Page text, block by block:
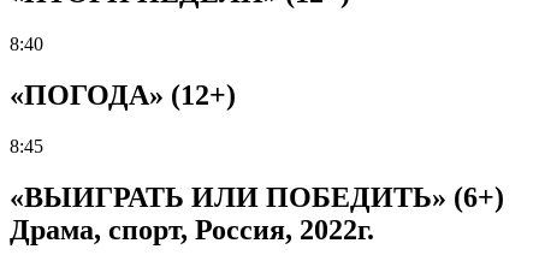
8:40
«ПОГОДА» (12+)
8:45
«ВЫИГРАТЬ ИЛИ ПОБЕДИТЬ» (6+)
Драма, спорт, Россия, 2022г.